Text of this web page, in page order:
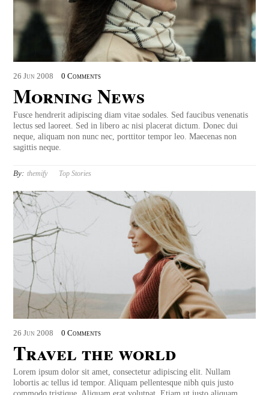
26 Jun 2008 0 Comments
Morning News
Fusce hendrerit adipiscing diam vitae sodales. Sed faucibus venenatis
lectus sed laoreet. Sed in libero ac nisi placerat dictum. Donec dui
neque, aliquam non nunc nec, porttitor tempor leo. Maecenas non
sagittis neque.
By: themify Top Stories
26 Jun 2008 0 Comments
Travel the world
Lorem ipsum dolor sit amet, consectetur adipiscing elit. Nullam
lobortis ac tellus id tempor. Aliquam pellentesque nibh quis justo